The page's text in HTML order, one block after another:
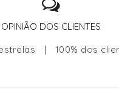
OPINIÃO DOS CLIENTES
| 100% dos